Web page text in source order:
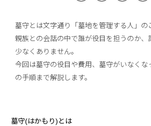
墓守とは文字通り「墓地を管理する人」の
親族との会話の中で誰が役目を担うのか、
少なくありません。
今回は墓守の役目や費用、墓守がいなくな
の手順まで解説します。
墓守(はかもり)とは